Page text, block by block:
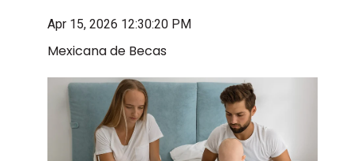
Apr 15, 2026 12:30:20 PM
Mexicana de Becas